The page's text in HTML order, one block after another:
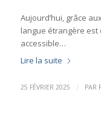
Aujourd’hui, grâce
langue étrangère
accessible…
Lire la suite
25 FÉVRIER 2025 / PAR